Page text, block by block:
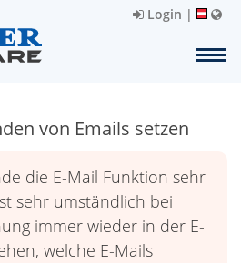
Login |
von Emails setzen
die E-Mail Funktion sehr
sehr umständlich bei
immer wieder in der E-
welche E-Mails